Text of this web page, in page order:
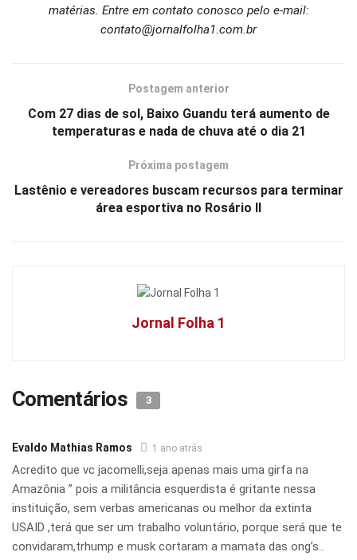
matérias. Entre em contato conosco pelo e-mail:
contato@jornalfolha1.com.br
Postagem anterior
Com 27 dias de sol, Baixo Guandu terá aumento de
temperaturas e nada de chuva até o dia 21
Próxima postagem
Lastênio e vereadores buscam recursos para terminar
área esportiva no Rosário II
Jornal Folha 1
Comentários 3
Evaldo Mathias Ramos 1 ano atrás
Acredito que vc jacomelli,seja apenas mais uma girfa na
Amazônia ” pois a militância esquerdista é gritante nessa
instituição, sem verbas americanas ou melhor da extinta
USAID ,terá que ser um trabalho voluntário, porque será que te
convidaram,trhump e musk cortaram a mamata das ong’s..